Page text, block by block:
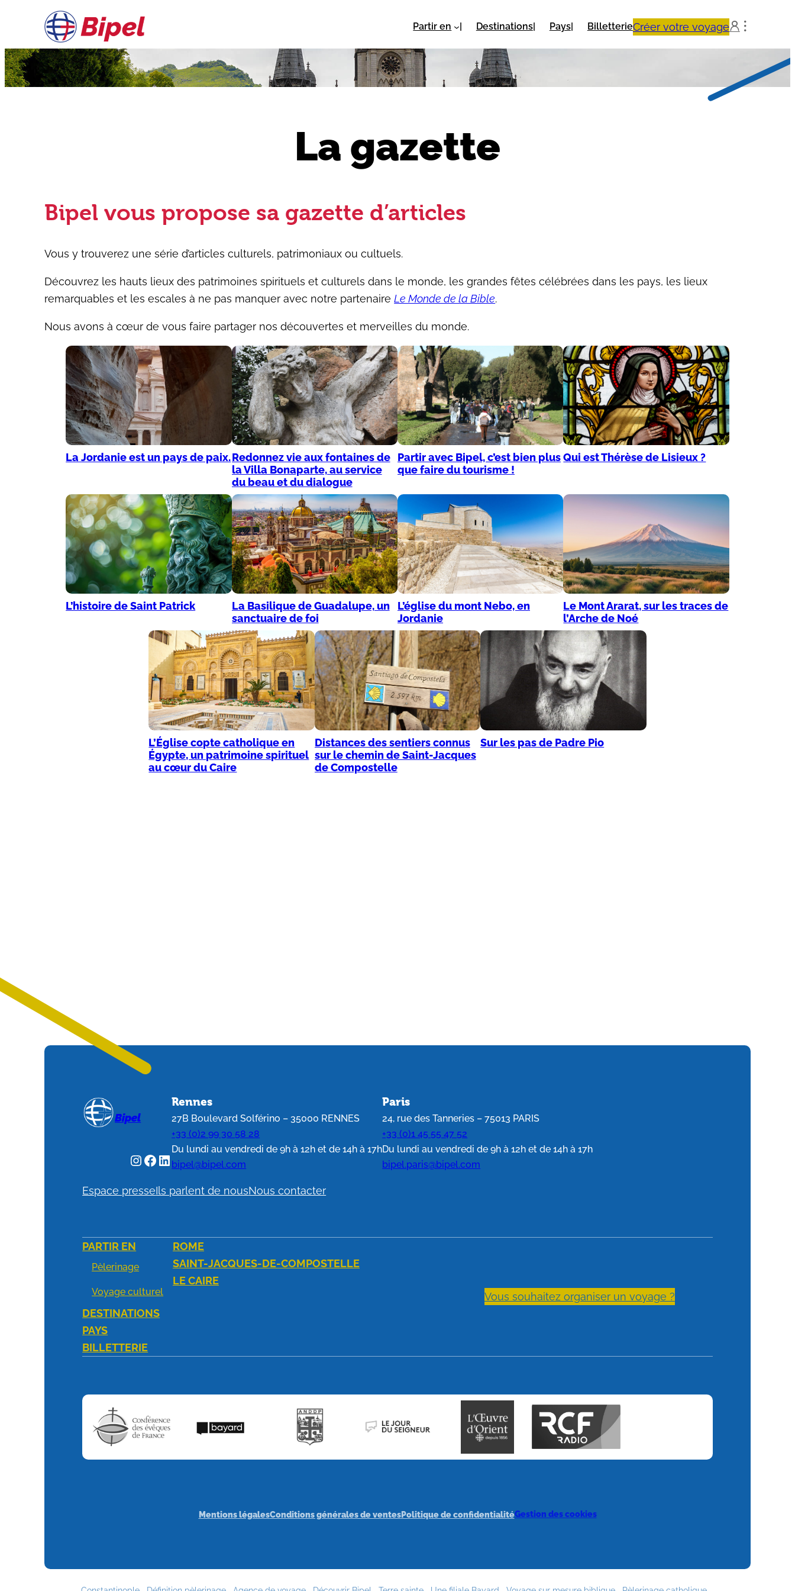
contenu
Partir en Destinations Pays BilletterieCréer votre voyage 
La gazette
Bipel vous propose sa gazette d’articles
Vous y trouverez une série d’articles culturels, patrimoniaux ou cultuels.
Découvrez les hauts lieux des patrimoines spirituels et culturels dans le monde, les grandes fêtes célébrées dans les pays, les lieux
remarquables et les escales à ne pas manquer avec notre partenaireLe Monde de la Bible.
Nous avons à cœur de vous faire partager nos découvertes et merveilles du monde.
La Jordanie est un pays de paix.Redonnez vie aux fontaines de
la Villa Bonaparte, au service
du beau et du dialogue
Partir avec Bipel, c’est bien plus
que faire du tourisme !
Qui est Thérèse de Lisieux ?
L’histoire de Saint Patrick
La Basilique de Guadalupe, un
sanctuaire de foi
L’église du mont Nebo, en
Jordanie
Le Mont Ararat, sur les traces de
l’Arche de Noé
L’Église copte catholique en
Égypte, un patrimoine spirituel
au cœur du Caire
Distances des sentiers connus
sur le chemin de Saint-Jacques
de Compostelle
Sur les pas de Padre Pio
Bipel
Rennes
27B Boulevard Solférino – 35000 RENNES
+33 (0)2 99 30 58 28
Du lundi au vendredi de 9h à 12h et de 14h à 17h
bipel@bipel.com
Paris
24, rue des Tanneries – 75013 PARIS
+33 (0)1 45 55 47 52
Du lundi au vendredi de 9h à 12h et de 14h à 17h
bipel.paris@bipel.com
Espace presseIls parlent de nousNous contacter
PARTIR EN
Pèlerinage
Voyage culturel
DESTINATIONS
PAYS
BILLETTERIE
ROME
SAINT-JACQUES-DE-COMPOSTELLE
LE CAIRE
Vous souhaitez organiser un voyage ?
Mentions légalesConditions générales de ventesPolitique de confidentialitéGestion des cookies